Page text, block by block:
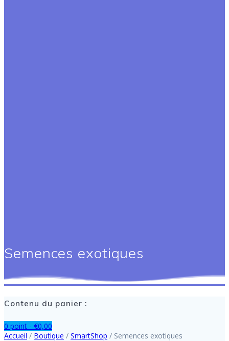
Semences exotiques
Contenu du panier :
0 point - €0,00
Accueil / Boutique / SmartShop / Semences exotiques